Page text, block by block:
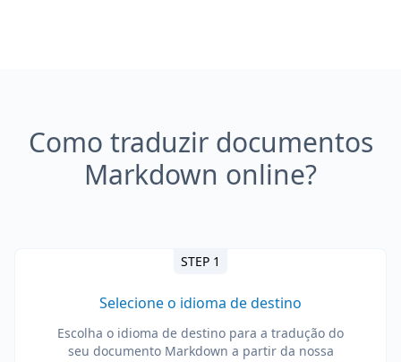
Como traduzir documentos
Markdown online?
STEP 1
Selecione o idioma de destino
Escolha o idioma de destino para a tradução do
seu documento Markdown a partir da nossa